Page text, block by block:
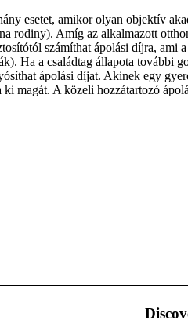
esetet, amikor olyan objektív
rodiny). Amíg az alkalmazott
számíthat ápolási díjra,
Ha a családtag állapota további
ápolási díjat. Akinek egy
magát. A közeli hozzátartozó